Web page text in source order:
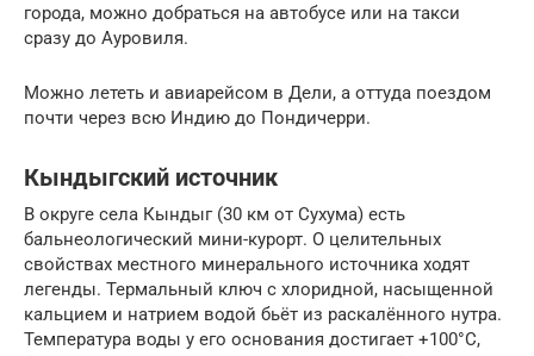
города, можно добраться на автобусе или на такси
сразу до Ауровиля.
Можно лететь и авиарейсом в Дели, а оттуда поездом
почти через всю Индию до Пондичерри.
Кындыгский источник
В округе села Кындыг (30 км от Сухума) есть
бальнеологический мини-курорт. О целительных
свойствах местного минерального источника ходят
легенды. Термальный ключ с хлоридной, насыщенной
кальцием и натрием водой бьёт из раскалённого нутра.
Температура воды у его основания достигает +100°С,